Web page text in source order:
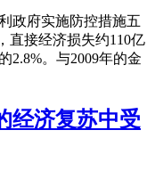
政府实施防控措施五
直接经济损失约110亿
2.8%。与2009年的金
经济复苏中受